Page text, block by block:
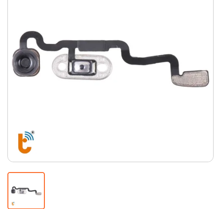
Màn hình Xiaomi Màn hình Realme
Màn hình Vsmart Màn hình Google Pixel
Thay pin